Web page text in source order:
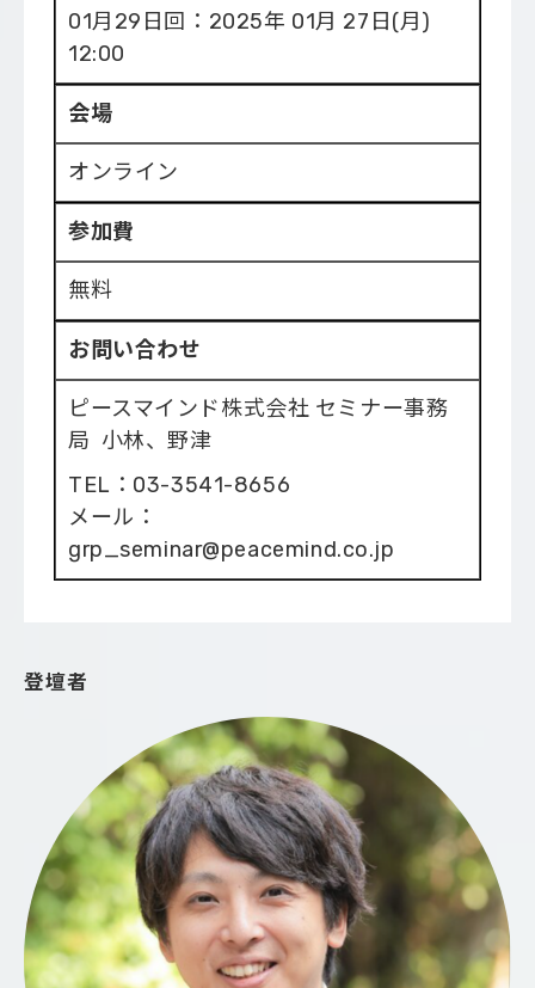
01月29日回：2025年 01月 27日(月)
12:00
会場
オンライン
参加費
無料
お問い合わせ
ピースマインド株式会社 セミナー事務
局 小林、野津
TEL：03-3541-8656
メール：
grp_seminar@peacemind.co.jp
登壇者